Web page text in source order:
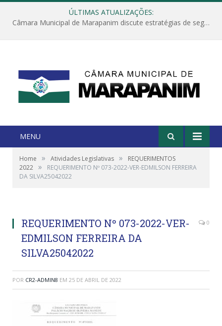
ÚLTIMAS ATUALIZAÇÕES:
Câmara Municipal de Marapanim discute estratégias de segurança com autoridades e poder executivo
MENU
Home » Atividades Legislativas »
REQUERIMENTOS
2022 »
REQUERIMENTO Nº 073-2022-VER-EDMILSON FERREIRA
DA SILVA25042022
REQUERIMENTO Nº 073-2022-VER-
EDMILSON FERREIRA DA
SILVA25042022
0
POR CR2-ADMIN8 EM 25 DE ABRIL DE 2022